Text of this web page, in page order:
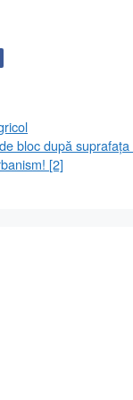
bloc după suprafața
[2]